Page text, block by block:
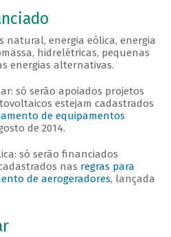
natural, energia eólica, energia
hidrelétricas, pequenas
energias alternativas.
só serão apoiados projetos
estejam cadastrados
de equipamentos
de 2014.
só serão financiados
nas regras para
de aerogeradores, lançada